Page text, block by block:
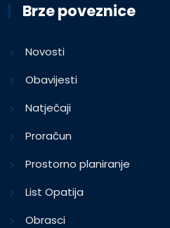
Brze poveznice
Novosti
Obavijesti
Natječaji
Proračun
Prostorno planiranje
List Opatija
Obrasci